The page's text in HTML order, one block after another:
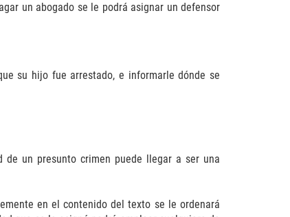
un abogado se le podrá asignar un defensor
su hijo fue arrestado, e informarle dónde se
de un presunto crimen puede llegar a ser una
en el contenido del texto se le ordenará